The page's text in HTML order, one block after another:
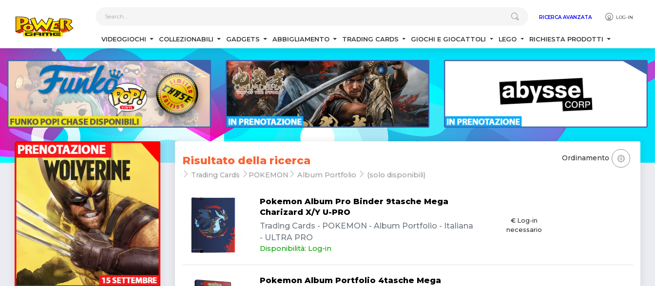
RICERCA AVANZATA LOG-IN
VIDEOGIOCHI COLLEZIONABILI GADGETS ABBIGLIAMENTO TRADING CARDS GIOCHI E GIOCATTOLI LEGO RICHIESTA PRODOTTI
Risultato della ricerca
Trading Cards POKEMON Album Portfolio (solo disponibili)
Ordinamento
Pokemon Album Pro Binder 9tasche Mega
Charizard X/Y U-PRO
Trading Cards - POKEMON - Album Portfolio - Italiana
- ULTRA PRO
Disponibilità: Log-in
€ Log-in
necessario
Pokemon Album Portfolio 4tasche Mega